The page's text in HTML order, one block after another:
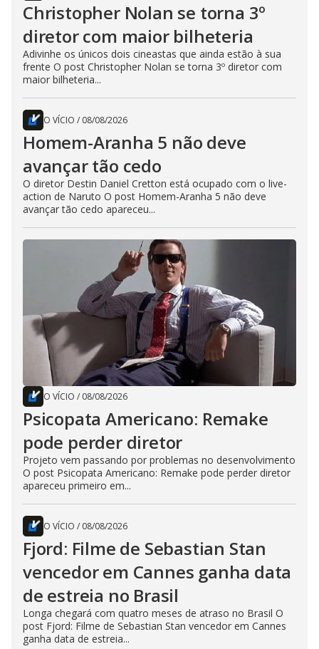
Christopher Nolan se torna 3º
diretor com maior bilheteria
Adivinhe os únicos dois cineastas que ainda estão à sua
frente O post Christopher Nolan se torna 3º diretor com
maior bilheteria...
O VÍCIO / 08/08/2026
Homem-Aranha 5 não deve
avançar tão cedo
O diretor Destin Daniel Cretton está ocupado com o live-
action de Naruto O post Homem-Aranha 5 não deve
avançar tão cedo apareceu...
O VÍCIO / 08/08/2026
Psicopata Americano: Remake
pode perder diretor
Projeto vem passando por problemas no desenvolvimento
O post Psicopata Americano: Remake pode perder diretor
apareceu primeiro em...
O VÍCIO / 08/08/2026
Fjord: Filme de Sebastian Stan
vencedor em Cannes ganha data
de estreia no Brasil
Longa chegará com quatro meses de atraso no Brasil O
post Fjord: Filme de Sebastian Stan vencedor em Cannes
ganha data de estreia...